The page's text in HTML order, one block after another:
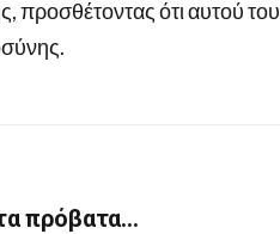
προσθέτοντας ότι αυτού του
πρόβατα…